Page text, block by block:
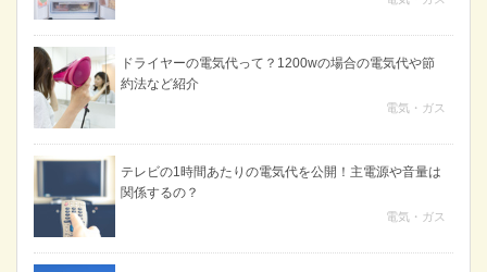
ドライヤーの電気代って？1200wの場合の電気代や節
約法など紹介
電気・ガス
テレビの1時間あたりの電気代を公開！主電源や音量は
関係するの？
電気・ガス